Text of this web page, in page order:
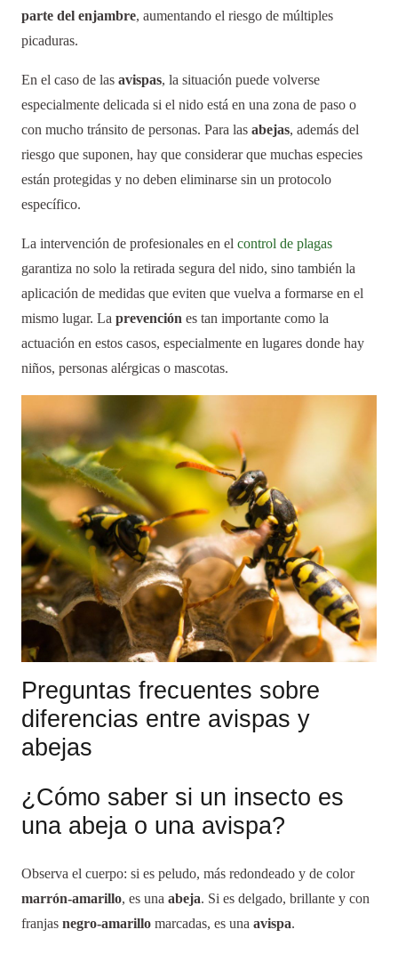
parte del enjambre, aumentando el riesgo de múltiples
picaduras.
En el caso de las avispas, la situación puede volverse
especialmente delicada si el nido está en una zona de paso o
con mucho tránsito de personas. Para las abejas, además del
riesgo que suponen, hay que considerar que muchas especies
están protegidas y no deben eliminarse sin un protocolo
específico.
La intervención de profesionales en el control de plagas
garantiza no solo la retirada segura del nido, sino también la
aplicación de medidas que eviten que vuelva a formarse en el
mismo lugar. La prevención es tan importante como la
actuación en estos casos, especialmente en lugares donde hay
niños, personas alérgicas o mascotas.
Preguntas frecuentes sobre
diferencias entre avispas y
abejas
¿Cómo saber si un insecto es
una abeja o una avispa?
Observa el cuerpo: si es peludo, más redondeado y de color
marrón-amarillo, es una abeja. Si es delgado, brillante y con
franjas negro-amarillo marcadas, es una avispa.